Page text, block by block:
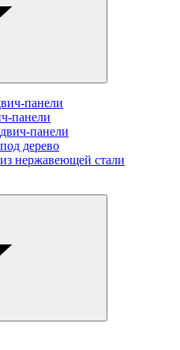
панели
панели
панели
дерево
нержавеющей стали